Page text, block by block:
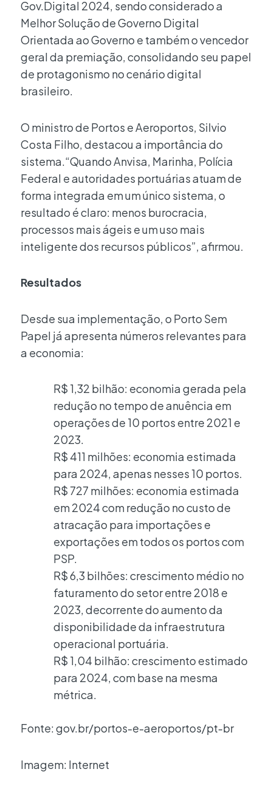
Gov.Digital 2024, sendo considerado a
Melhor Solução de Governo Digital
Orientada ao Governo e também o vencedor
geral da premiação, consolidando seu papel
de protagonismo no cenário digital
brasileiro.
O ministro de Portos e Aeroportos, Silvio
Costa Filho, destacou a importância do
sistema.“Quando Anvisa, Marinha, Polícia
Federal e autoridades portuárias atuam de
forma integrada em um único sistema, o
resultado é claro: menos burocracia,
processos mais ágeis e um uso mais
inteligente dos recursos públicos”, afirmou.
Resultados
Desde sua implementação, o Porto Sem
Papel já apresenta números relevantes para
a economia:
R$ 1,32 bilhão: economia gerada pela
redução no tempo de anuência em
operações de 10 portos entre 2021 e
2023.
R$ 411 milhões: economia estimada
para 2024, apenas nesses 10 portos.
R$ 727 milhões: economia estimada
em 2024 com redução no custo de
atracação para importações e
exportações em todos os portos com
PSP.
R$ 6,3 bilhões: crescimento médio no
faturamento do setor entre 2018 e
2023, decorrente do aumento da
disponibilidade da infraestrutura
operacional portuária.
R$ 1,04 bilhão: crescimento estimado
para 2024, com base na mesma
métrica.
Fonte: gov.br/portos-e-aeroportos/pt-br
Imagem: Internet